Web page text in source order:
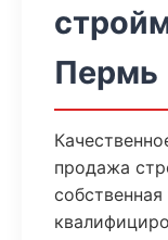
Пермь
продажа